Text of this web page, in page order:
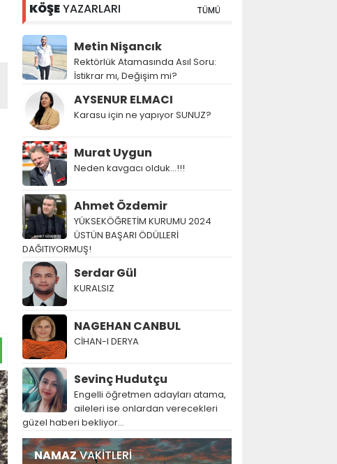
KÖŞEYAZARLARI TÜMÜ
Metin Nişancık
Rektörlük Atamasında Asıl Soru:
İstikrar mı, Değişim mi?
AYSENUR ELMACI
Karasu için ne yapıyor SUNUZ?
Murat Uygun
Neden kavgacı olduk…!!!
Ahmet Özdemir
YÜKSEKÖĞRETİM KURUMU 2024
ÜSTÜN BAŞARI ÖDÜLLERİ
DAĞITIYORMUŞ!
Serdar Gül
KURALSIZ
NAGEHAN CANBUL
CİHAN-I DERYA
Sevinç Hudutçu
Engelli öğretmen adayları atama,
aileleri ise onlardan verecekleri
güzel haberi bekliyor...
NAMAZVAKİTLERİ